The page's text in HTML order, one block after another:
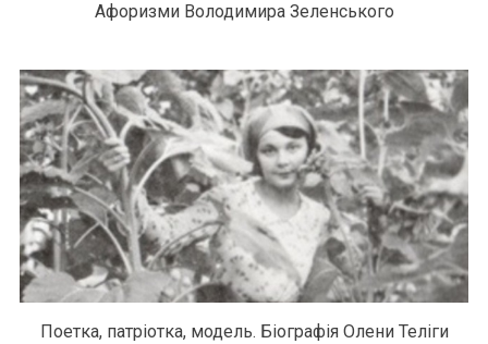
Афоризми Володимира Зеленського
Поетка, патріотка, модель. Біографія Олени Теліги